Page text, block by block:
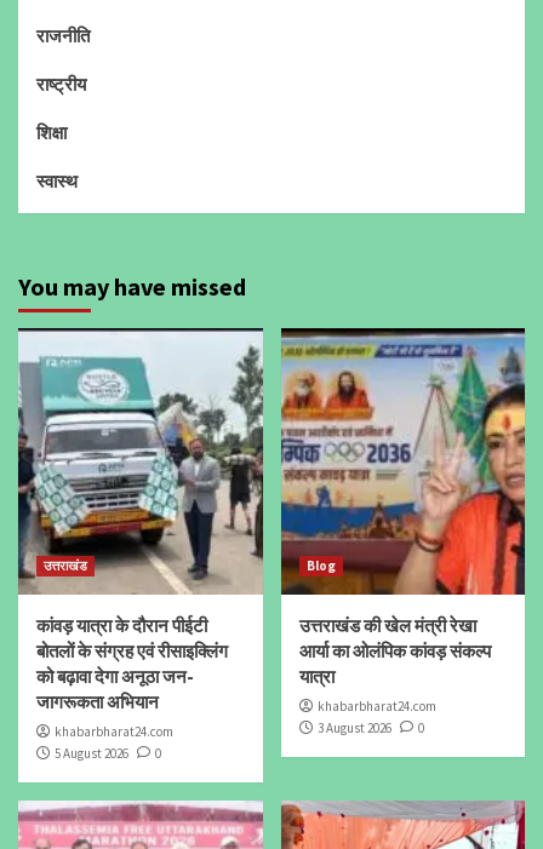
राजनीति
राष्ट्रीय
शिक्षा
स्वास्थ
You may have missed
उत्तराखंड
कांवड़ यात्रा के दौरान पीईटी
बोतलों के संग्रह एवं रीसाइक्लिंग
को बढ़ावा देगा अनूठा जन-
जागरूकता अभियान
khabarbharat24.com
5 August 2026
0
Blog
उत्तराखंड की खेल मंत्री रेखा
आर्या का ओलंपिक कांवड़ संकल्प
यात्रा
khabarbharat24.com
3 August 2026
0